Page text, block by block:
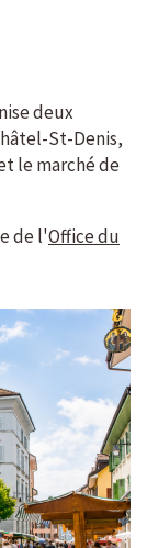
deux
St-Denis,
le marché de
de l'Office du